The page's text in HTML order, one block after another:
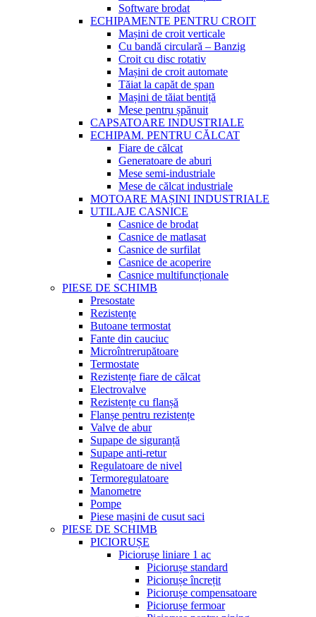
Software brodat
ECHIPAMENTE PENTRU CROIT
Mașini de croit verticale
Cu bandă circulară – Banzig
Croit cu disc rotativ
Mașini de croit automate
Tăiat la capăt de șpan
Mașini de tăiat bentiță
Mese pentru șpănuit
CAPSATOARE INDUSTRIALE
ECHIPAM. PENTRU CĂLCAT
Fiare de călcat
Generatoare de aburi
Mese semi-industriale
Mese de călcat industriale
MOTOARE MAȘINI INDUSTRIALE
UTILAJE CASNICE
Casnice de brodat
Casnice de matlasat
Casnice de surfilat
Casnice de acoperire
Casnice multifuncționale
PIESE DE SCHIMB
Presostate
Rezistențe
Butoane termostat
Fante din cauciuc
Microîntrerupătoare
Termostate
Rezistențe fiare de călcat
Electrovalve
Rezistențe cu flanșă
Flanșe pentru rezistențe
Valve de abur
Supape de siguranță
Supape anti-retur
Regulatoare de nivel
Termoregulatoare
Manometre
Pompe
Piese mașini de cusut saci
PIESE DE SCHIMB
PICIORUȘE
Piciorușe liniare 1 ac
Piciorușe standard
Piciorușe încrețit
Piciorușe compensatoare
Piciorușe fermoar